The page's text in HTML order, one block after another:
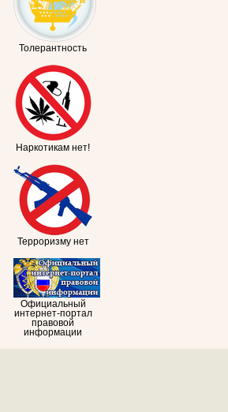
Толерантность
Наркотикам нет!
Терроризму нет
Официальный
интернет-портал
правовой
информации